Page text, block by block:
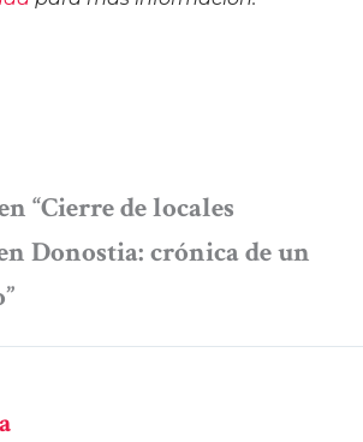
“Cierre de locales
Donostia: crónica de un